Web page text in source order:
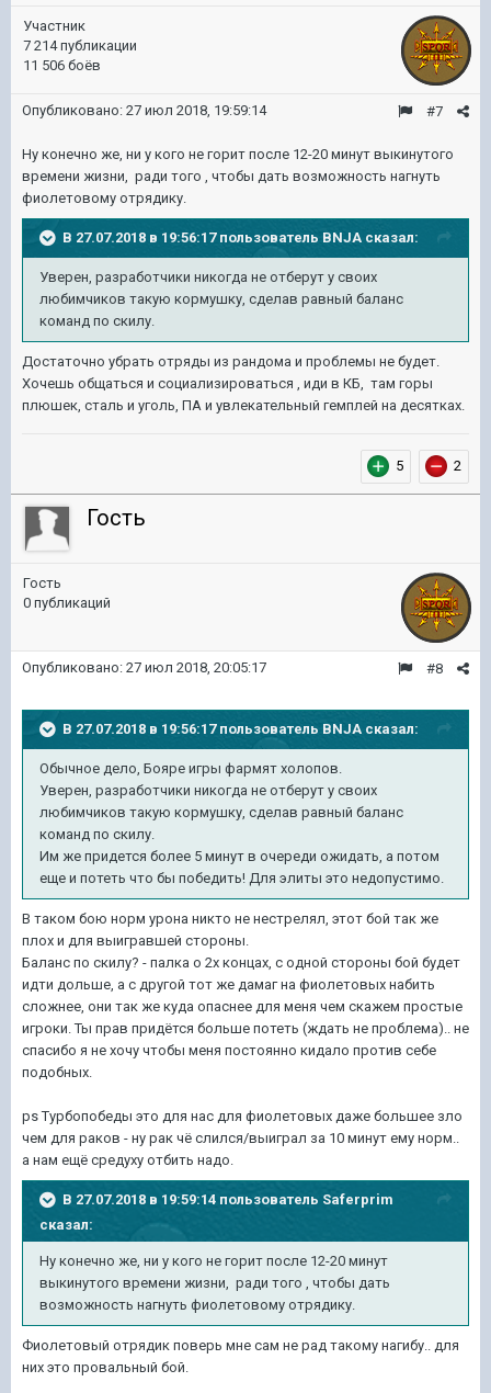
Участник
7 214 публикации
11 506 боёв
#7
Опубликовано: 27 июл 2018, 19:59:14
Ну конечно же, ни у кого не горит после 12-20 минут выкинутого
времени жизни, ради того , чтобы дать возможность нагнуть
фиолетовому отрядику.
В 27.07.2018 в 19:56:17 пользователь BNJA сказал:
Уверен, разработчики никогда не отберут у своих
любимчиков такую кормушку, сделав равный баланс
команд по скилу.
Достаточно убрать отряды из рандома и проблемы не будет.
Хочешь общаться и социализироваться , иди в КБ, там горы
плюшек, сталь и уголь, ПА и увлекательный гемплей на десятках.
5 2
Гость
Гость
0 публикаций
#8
Опубликовано: 27 июл 2018, 20:05:17
В 27.07.2018 в 19:56:17 пользователь BNJA сказал:
Обычное дело, Бояре игры фармят холопов.
Уверен, разработчики никогда не отберут у своих
любимчиков такую кормушку, сделав равный баланс
команд по скилу.
Им же придется более 5 минут в очереди ожидать, а потом
еще и потеть что бы победить! Для элиты это недопустимо.
В таком бою норм урона никто не нестрелял, этот бой так же
плох и для выигравшей стороны.
Баланс по скилу? - палка о 2х концах, с одной стороны бой будет
идти дольше, а с другой тот же дамаг на фиолетовых набить
сложнее, они так же куда опаснее для меня чем скажем простые
игроки. Ты прав придётся больше потеть (ждать не проблема).. не
спасибо я не хочу чтобы меня постоянно кидало против себе
подобных.
ps Турбопобеды это для нас для фиолетовых даже большее зло
чем для раков - ну рак чё слился/выиграл за 10 минут ему норм..
а нам ещё средуху отбить надо.
В 27.07.2018 в 19:59:14 пользователь Saferprim
сказал:
Ну конечно же, ни у кого не горит после 12-20 минут
выкинутого времени жизни, ради того , чтобы дать
возможность нагнуть фиолетовому отрядику.
Фиолетовый отрядик поверь мне сам не рад такому нагибу.. для
них это провальный бой.